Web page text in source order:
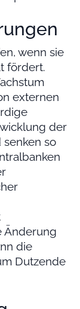
wenn sie
fördert.
externen
der
so
Änderung
die
Dutzende